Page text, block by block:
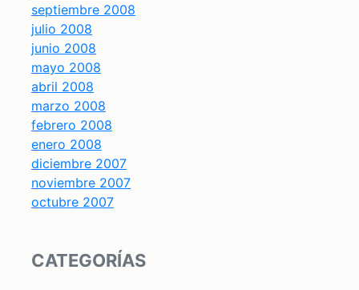
septiembre 2008
julio 2008
junio 2008
mayo 2008
abril 2008
marzo 2008
febrero 2008
enero 2008
diciembre 2007
noviembre 2007
octubre 2007
CATEGORÍAS